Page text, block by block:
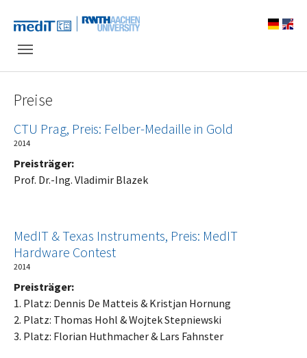
Preise
CTU Prag, Preis: Felber-Medaille in Gold
2014
Preisträger:
Prof. Dr.-Ing. Vladimir Blazek
MedIT & Texas Instruments, Preis: MedIT
Hardware Contest
2014
Preisträger:
1. Platz: Dennis De Matteis & Kristjan Hornung
2. Platz: Thomas Hohl & Wojtek Stepniewski
3. Platz: Florian Huthmacher & Lars Fahnster